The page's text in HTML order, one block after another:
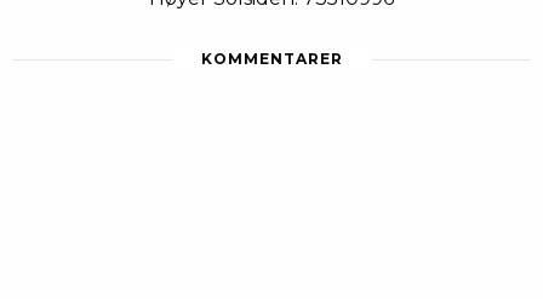
KOMMENTARER